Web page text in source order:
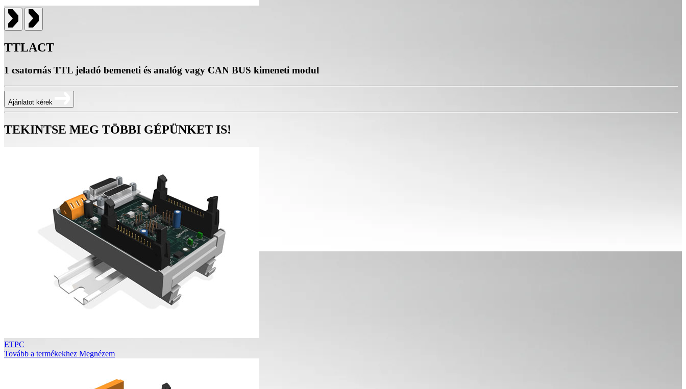
TTLACT
1 csatornás TTL jeladó bemeneti és analóg vagy CAN BUS kimeneti modul
Ajánlatot kérek
TEKINTSE MEG TÖBBI GÉPÜNKET IS!
ETPC
Tovább a termékekhez Megnézem